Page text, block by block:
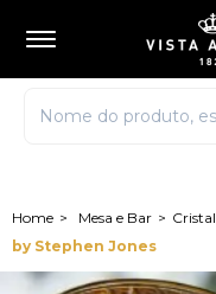
Mesa e Bar Cristal
by Stephen Jones